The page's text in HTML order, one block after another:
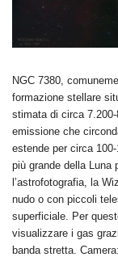
NGC 7380,
formazione stellare
stimata di circa
emissione che
estende per circa
più grande della Luna
l’astrofotografia, la
nudo o con piccoli
superficiale. Per
visualizzare i gas
banda stretta.